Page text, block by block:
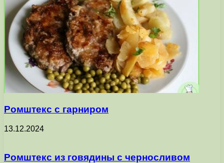
Ромштекс с гарниром
13.12.2024
Ромштекс из говядины с черносливом